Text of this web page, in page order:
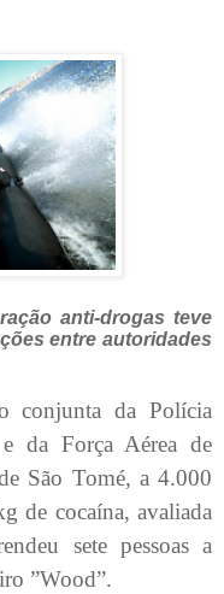
anti-drogas teve
entre autoridades
conjunta da Polícia
da Força Aérea de
São Tomé, a 4.000
de cocaína, avaliada
sete pessoas a
”Wood”.